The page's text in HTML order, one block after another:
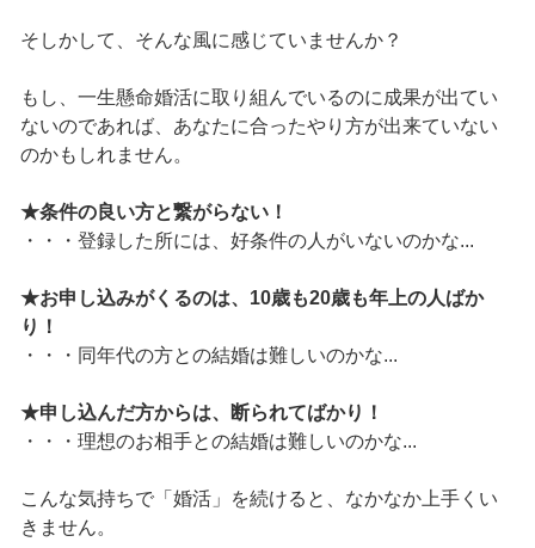
そしかして、そんな風に感じていませんか？
もし、一生懸命婚活に取り組んでいるのに成果が出てい
ないのであれば、あなたに合ったやり方が出来ていない
のかもしれません。
★条件の良い方と繋がらない！
・・・登録した所には、好条件の人がいないのかな...
★お申し込みがくるのは、10歳も20歳も年上の人ばか
り！
・・・同年代の方との結婚は難しいのかな...
★申し込んだ方からは、断られてばかり！
・・・理想のお相手との結婚は難しいのかな...
こんな気持ちで「婚活」を続けると、なかなか上手くい
きません。